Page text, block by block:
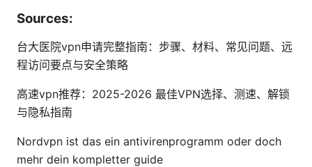
Sources:
台大医院vpn申请完整指南：步骤、材料、常见问题、远
程访问要点与安全策略
高速vpn推荐：2025-2026 最佳VPN选择、测速、解锁
与隐私指南
Nordvpn ist das ein antivirenprogramm oder doch
mehr dein kompletter guide